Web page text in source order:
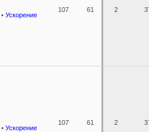
• Ускорение
107 61 2
• Ускорение
107 61 2